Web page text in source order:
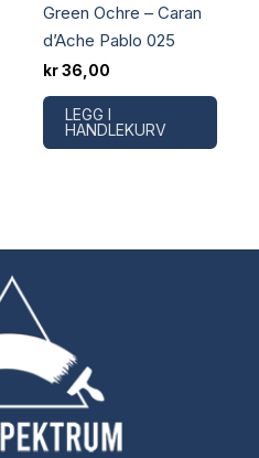
Green Ochre – Caran
d’Ache Pablo 025
kr36,00
LEGG I
HANDLEKURV